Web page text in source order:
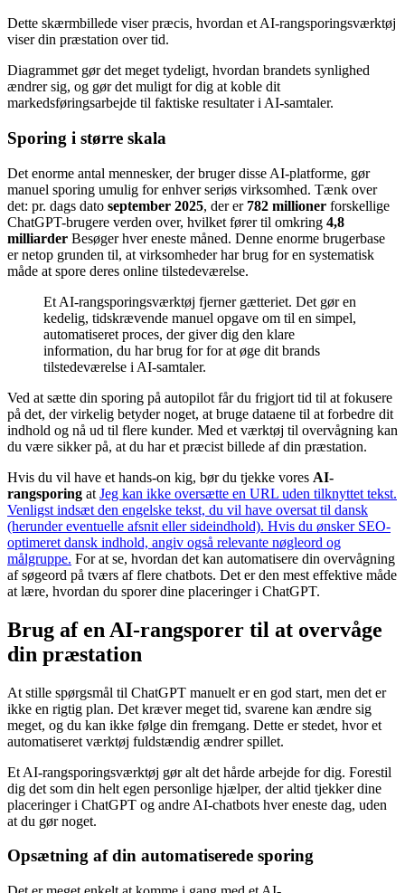
Dette skærmbillede viser præcis, hvordan et AI-rangsporingsværktøj
viser din præstation over tid.
Diagrammet gør det meget tydeligt, hvordan brandets synlighed
ændrer sig, og gør det muligt for dig at koble dit
markedsføringsarbejde til faktiske resultater i AI-samtaler.
Sporing i større skala
Det enorme antal mennesker, der bruger disse AI-platforme, gør
manuel sporing umulig for enhver seriøs virksomhed. Tænk over
det: pr. dags dato september 2025, der er 782 millioner forskellige
ChatGPT-brugere verden over, hvilket fører til omkring 4,8
milliarder Besøger hver eneste måned. Denne enorme brugerbase
er netop grunden til, at virksomheder har brug for en systematisk
måde at spore deres online tilstedeværelse.
Et AI-rangsporingsværktøj fjerner gætteriet. Det gør en
kedelig, tidskrævende manuel opgave om til en simpel,
automatiseret proces, der giver dig den klare
information, du har brug for for at øge dit brands
tilstedeværelse i AI-samtaler.
Ved at sætte din sporing på autopilot får du frigjort tid til at fokusere
på det, der virkelig betyder noget, at bruge dataene til at forbedre dit
indhold og nå ud til flere kunder. Med et værktøj til overvågning kan
du være sikker på, at du har et præcist billede af din præstation.
Hvis du vil have et hands-on kig, bør du tjekke vores AI-
rangsporing at Jeg kan ikke oversætte en URL uden tilknyttet tekst.
Venligst indsæt den engelske tekst, du vil have oversat til dansk
(herunder eventuelle afsnit eller sideindhold). Hvis du ønsker SEO-
optimeret dansk indhold, angiv også relevante nøgleord og
målgruppe. For at se, hvordan det kan automatisere din overvågning
af søgeord på tværs af flere chatbots. Det er den mest effektive måde
at lære, hvordan du sporer dine placeringer i ChatGPT.
Brug af en AI-rangsporer til at overvåge
din præstation
At stille spørgsmål til ChatGPT manuelt er en god start, men det er
ikke en rigtig plan. Det kræver meget tid, svarene kan ændre sig
meget, og du kan ikke følge din fremgang. Dette er stedet, hvor et
automatiseret værktøj fuldstændig ændrer spillet.
Et AI-rangsporingsværktøj gør alt det hårde arbejde for dig. Forestil
dig det som din helt egen personlige hjælper, der altid tjekker dine
placeringer i ChatGPT og andre AI-chatbots hver eneste dag, uden
at du gør noget.
Opsætning af din automatiserede sporing